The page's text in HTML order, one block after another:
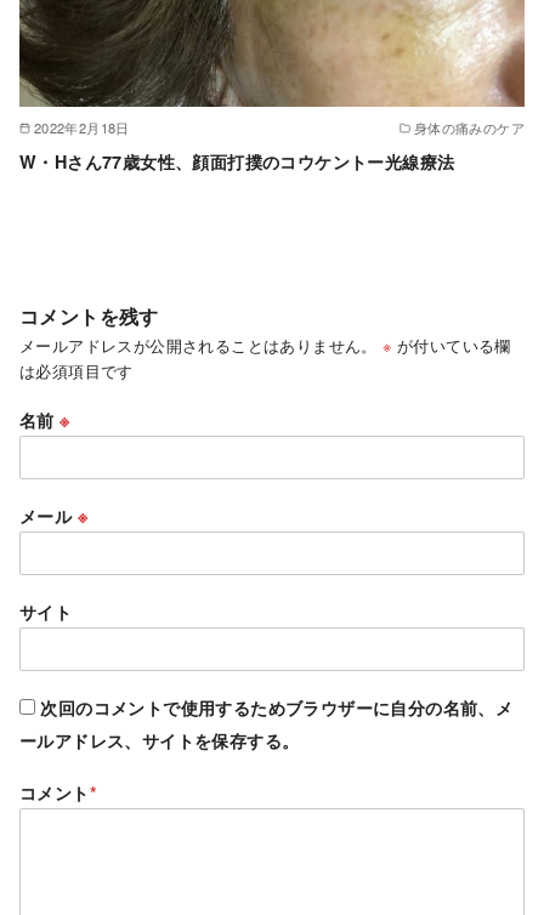
2022年2月18日 身体の痛みのケア
W・Hさん77歳女性、顔面打撲のコウケントー光線療法
コメントを残す
メールアドレスが公開されることはありません。 ※ が付いている欄
は必須項目です
名前※
メール ※
サイト
次回のコメントで使用するためブラウザーに自分の名前、メ
ールアドレス、サイトを保存する。
コメント*